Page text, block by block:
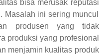
bisa merusak reputasi
ini sering muncul
produsen yang tidak
produksi yang profesional
menjamin kualitas produk